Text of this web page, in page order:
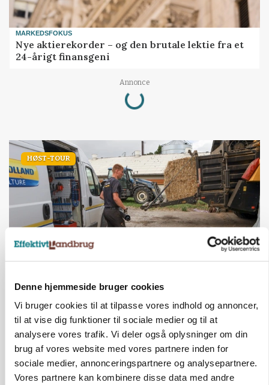
Denne hjemmeside bruger cookies
Vi bruger cookies til at tilpasse vores indhold og annoncer,
til at vise dig funktioner til sociale medier og til at
analysere vores trafik. Vi deler også oplysninger om din
brug af vores website med vores partnere inden for
sociale medier, annonceringspartnere og analysepartnere.
Vores partnere kan kombinere disse data med andre
MARKEDSFOKUS
Nye aktierekorder – og den brutale lektie fra et
24-årigt finansgeni
Annonce
Loading...
HØST-TOUR
PLANTER
Annonce